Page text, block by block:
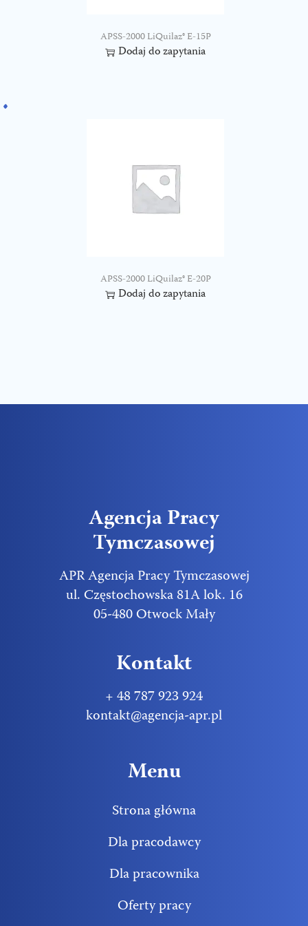
APSS-2000 LiQuilaz® E-15P
Dodaj do zapytania
APSS-2000 LiQuilaz® E-20P
Dodaj do zapytania
Agencja Pracy
Tymczasowej
APR Agencja Pracy Tymczasowej
ul. Częstochowska 81A lok. 16
05-480 Otwock Mały
Kontakt
+ 48 787 923 924
kontakt@agencja-apr.pl
Menu
Strona główna
Dla pracodawcy
Dla pracownika
Oferty pracy